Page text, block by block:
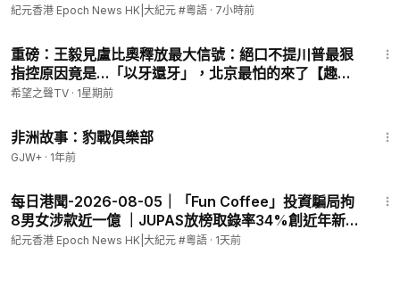
紀元香港 Epoch News HK|大紀元 #粵語 · 7小時前
重磅：王毅見盧比奧釋放最大信號：絕口不提川普最狠
指控原因竟是…「以牙還牙」，北京最怕的來了【趣談
天下事】
希望之聲TV · 1星期前
非洲故事：豹戰俱樂部
GJW+ · 1年前
每日港聞-2026-08-05｜「Fun Coffee」投資騙局拘
8男女涉款近一億 ｜JUPAS放榜取錄率34%創近年新低
｜7月總雨量創有紀錄以來同期第二高紀錄｜1,600海員
紀元香港 Epoch News HK|大紀元 #粵語 · 1天前